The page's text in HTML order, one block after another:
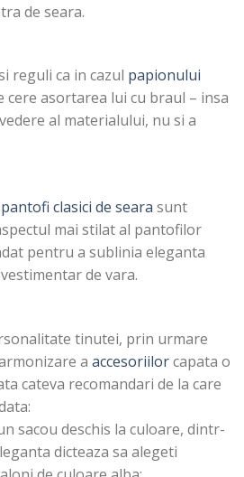
de seara.
reguli ca in cazul papionului
cere asortarea lui cu braul – insa
al materialului, nu si a
pantofi clasici de seara sunt
mai stilat al pantofilor
pentru a sublinia eleganta
de vara.
tinutei, prin urmare
a accesoriilorcapata o
cateva recomandari de la care
sacou deschis la culoare, dintr-
dicteaza sa alegeti